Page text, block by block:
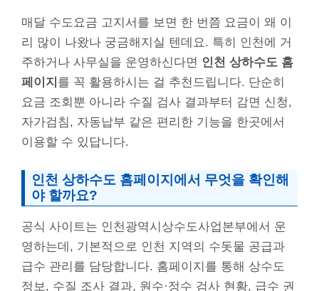
매달 수도요금 고지서를 보면 한 번쯤 요금이 왜 이
리 많이 나왔나 궁금해지실 텐데요. 특히 인천에 거
주하거나 사무실을 운영하신다면 인천 상하수도 홈
페이지 를 꼭 활용하시는 걸 추천드립니다. 단순히
요금 조회뿐 아니라 수질 검사 결과부터 감면 신청,
자가검침, 자동납부 같은 편리한 기능을 한곳에서
이용할 수 있답니다.
인천 상하수도 홈페이지에서 무엇을 확인해
야 할까요?
공식 사이트는 인천광역시상수도사업본부에서 운
영하는데, 기본적으로 인천 지역의 수돗물 공급과
급수 관리를 담당합니다. 홈페이지를 통해 상수도
정보, 수질 조사 결과, 원수·정수 검사 현황, 급수 권